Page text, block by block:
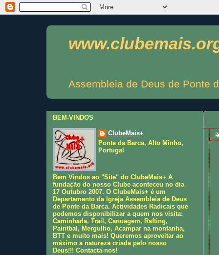
Assembleia de Deus de Ponte
BEM-VINDOS
ClubeMais+
Ponte da Barca, Alto Minho,
Portugal
Bem Vindos ao "Site" do ClubeMais+ A
fundação do nosso Clube aconteceu no dia
17 Outubro 2007. O ClubeMais+ é um
Departamento da Igreja Assembleia de Deus
de Ponte da Barca. Actividades Radicais que
podemos disponibilizar a quem nos visita:
Caminhada, Trail, Canoagem, Rafting,
Paintbal, Mergulho, Acampar na montanha,
BTT e muito mais! Queremos aproveitar ao
máximo a natureza criada pelo nosso
Deus!!! Contacta-nos!